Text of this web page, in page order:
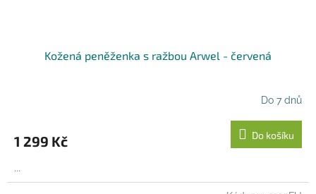
Kožená peněženka s ražbou Arwel - červená
Do 7 dnů
1 299 Kč Do košíku
...